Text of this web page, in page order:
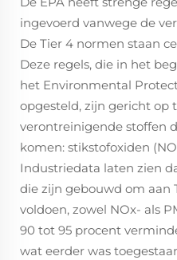
ingevoerd vanwege de
De Tier 4 normen staan
Deze regels, die in het
het Environmental
opgesteld, zijn gericht op
verontreinigende stoffen
komen: stikstofoxiden
Industriedata laten zien
die zijn gebouwd om aan
voldoen, zowel NOx- als
90 tot 95 procent
wat eerder was